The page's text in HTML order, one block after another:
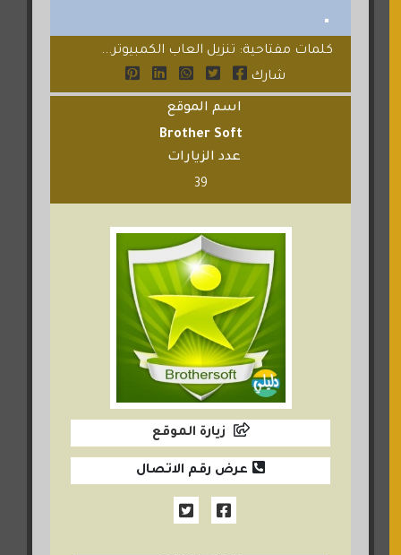
كلمات مفتاحية: تنزيل العاب الكمبيوتر...
شارك
اسم الموقع
Brother Soft
عدد الزيارات
39
زيارة الموقع
عرض رقم الاتصال